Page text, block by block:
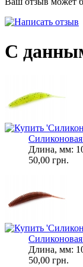
С
Длина, мм:
50,00 грн.
Длина, мм:
50,00 грн.